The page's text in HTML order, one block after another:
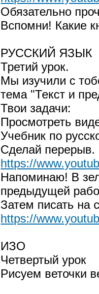
Обязательно
Вспомни! Какие
РУССКИЙ ЯЗЫК
Третий урок.
Мы изучили с
тема "Текст и
Твои задачи:
Просмотреть
Учебник по
Сделай перерыв.
https://
Напоминаю! В
предыдущей
Затем писать на
https://
ИЗО
Четвертый урок
Рисуем веточки